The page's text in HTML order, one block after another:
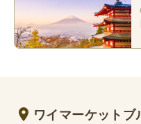
ワイマーケット